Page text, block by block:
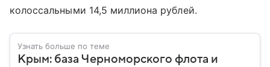
колоссальными 14,5 миллиона рублей.
Узнать больше по теме
Крым: база Черноморского флота и